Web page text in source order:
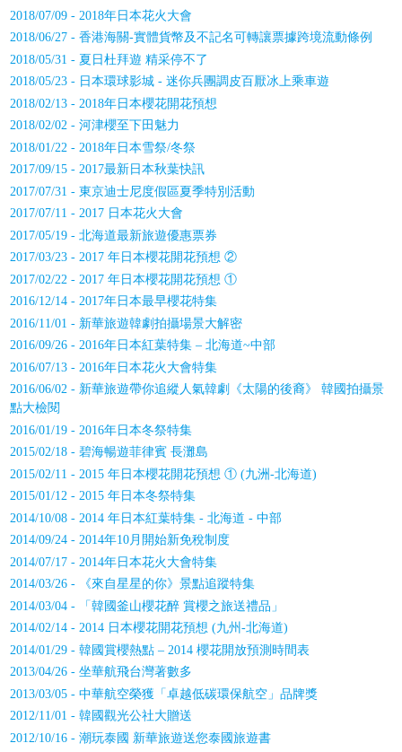
2018/07/09 - 2018年日本花火大會
2018/06/27 - 香港海關-實體貨幣及不記名可轉讓票據跨境流動條例
2018/05/31 - 夏日杜拜遊 精采停不了
2018/05/23 - 日本環球影城 - 迷你兵團調皮百厭冰上乘車遊
2018/02/13 - 2018年日本櫻花開花預想
2018/02/02 - 河津櫻至下田魅力
2018/01/22 - 2018年日本雪祭/冬祭
2017/09/15 - 2017最新日本秋葉快訊
2017/07/31 - 東京迪士尼度假區夏季特別活動
2017/07/11 - 2017 日本花火大會
2017/05/19 - 北海道最新旅遊優惠票券
2017/03/23 - 2017 年日本櫻花開花預想 ②
2017/02/22 - 2017 年日本櫻花開花預想 ①
2016/12/14 - 2017年日本最早櫻花特集
2016/11/01 - 新華旅遊韓劇拍攝場景大解密
2016/09/26 - 2016年日本紅葉特集 – 北海道~中部
2016/07/13 - 2016年日本花火大會特集
2016/06/02 - 新華旅遊帶你追縱人氣韓劇《太陽的後裔》 韓國拍攝景
點大檢閱
2016/01/19 - 2016年日本冬祭特集
2015/02/18 - 碧海暢遊菲律賓 長灘島
2015/02/11 - 2015 年日本櫻花開花預想 ① (九洲-北海道)
2015/01/12 - 2015 年日本冬祭特集
2014/10/08 - 2014 年日本紅葉特集 - 北海道 - 中部
2014/09/24 - 2014年10月開始新免稅制度
2014/07/17 - 2014年日本花火大會特集
2014/03/26 - 《來自星星的你》景點追蹤特集
2014/03/04 - 「韓國釜山櫻花醉 賞櫻之旅送禮品」
2014/02/14 - 2014 日本櫻花開花預想 (九州-北海道)
2014/01/29 - 韓國賞櫻熱點 – 2014 櫻花開放預測時間表
2013/04/26 - 坐華航飛台灣著數多
2013/03/05 - 中華航空榮獲「卓越低碳環保航空」品牌獎
2012/11/01 - 韓國觀光公社大贈送
2012/10/16 - 潮玩泰國 新華旅遊送您泰國旅遊書